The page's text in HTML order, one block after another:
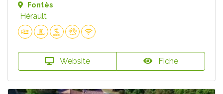
Fontès
Hérault
Website Fiche